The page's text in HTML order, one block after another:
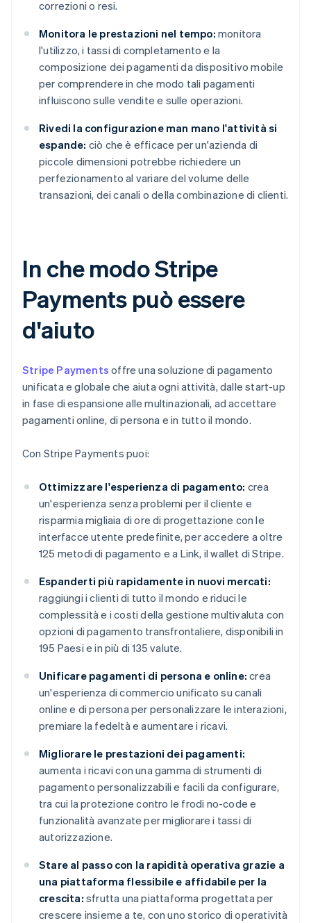
correzioni o resi.
Monitora le prestazioni nel tempo: monitora
l'utilizzo, i tassi di completamento e la
composizione dei pagamenti da dispositivo mobile
per comprendere in che modo tali pagamenti
influiscono sulle vendite e sulle operazioni.
Rivedi la configurazione man mano l'attività si
espande: ciò che è efficace per un'azienda di
piccole dimensioni potrebbe richiedere un
perfezionamento al variare del volume delle
transazioni, dei canali o della combinazione di clienti.
In che modo Stripe
Payments può essere
d'aiuto
Stripe Payments offre una soluzione di pagamento
unificata e globale che aiuta ogni attività, dalle start-up
in fase di espansione alle multinazionali, ad accettare
pagamenti online, di persona e in tutto il mondo.
Con Stripe Payments puoi:
Ottimizzare l'esperienza di pagamento: crea
un'esperienza senza problemi per il cliente e
risparmia migliaia di ore di progettazione con le
interfacce utente predefinite, per accedere a oltre
125 metodi di pagamento e a Link, il wallet di Stripe.
Espanderti più rapidamente in nuovi mercati:
raggiungi i clienti di tutto il mondo e riduci le
complessità e i costi della gestione multivaluta con
opzioni di pagamento transfrontaliere, disponibili in
195 Paesi e in più di 135 valute.
Unificare pagamenti di persona e online: crea
un'esperienza di commercio unificato su canali
online e di persona per personalizzare le interazioni,
premiare la fedeltà e aumentare i ricavi.
Migliorare le prestazioni dei pagamenti:
aumenta i ricavi con una gamma di strumenti di
pagamento personalizzabili e facili da configurare,
tra cui la protezione contro le frodi no-code e
funzionalità avanzate per migliorare i tassi di
autorizzazione.
Stare al passo con la rapidità operativa grazie a
una piattaforma flessibile e affidabile per la
crescita: sfrutta una piattaforma progettata per
crescere insieme a te, con uno storico di operatività